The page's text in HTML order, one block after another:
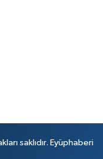
saklıdır. Eyüphaberi